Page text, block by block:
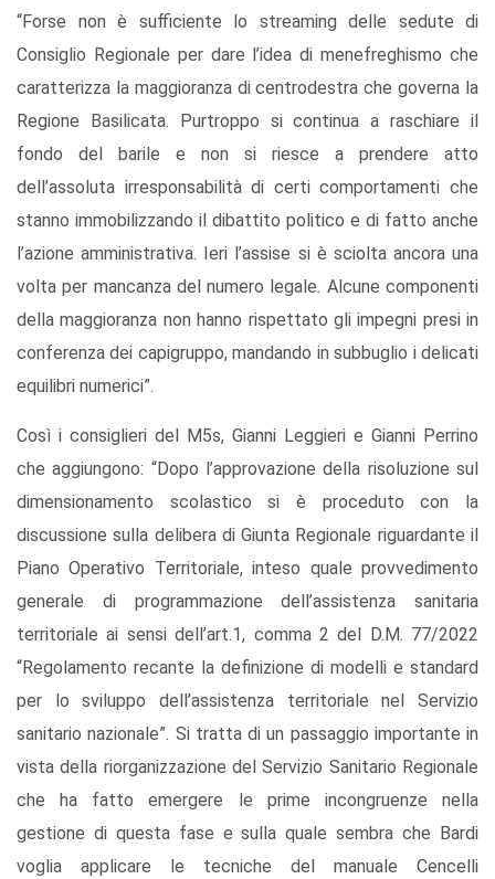
“Forse non è sufficiente lo streaming delle sedute di
Consiglio Regionale per dare l’idea di menefreghismo che
caratterizza la maggioranza di centrodestra che governa la
Regione Basilicata. Purtroppo si continua a raschiare il
fondo del barile e non si riesce a prendere atto
dell’assoluta irresponsabilità di certi comportamenti che
stanno immobilizzando il dibattito politico e di fatto anche
l’azione amministrativa. Ieri l’assise si è sciolta ancora una
volta per mancanza del numero legale. Alcune componenti
della maggioranza non hanno rispettato gli impegni presi in
conferenza dei capigruppo, mandando in subbuglio i delicati
equilibri numerici”.
Così i consiglieri del M5s, Gianni Leggieri e Gianni Perrino
che aggiungono: “Dopo l’approvazione della risoluzione sul
dimensionamento scolastico si è proceduto con la
discussione sulla delibera di Giunta Regionale riguardante il
Piano Operativo Territoriale, inteso quale provvedimento
generale di programmazione dell’assistenza sanitaria
territoriale ai sensi dell’art.1, comma 2 del D.M. 77/2022
“Regolamento recante la definizione di modelli e standard
per lo sviluppo dell’assistenza territoriale nel Servizio
sanitario nazionale”. Si tratta di un passaggio importante in
vista della riorganizzazione del Servizio Sanitario Regionale
che ha fatto emergere le prime incongruenze nella
gestione di questa fase e sulla quale sembra che Bardi
voglia applicare le tecniche del manuale Cencelli